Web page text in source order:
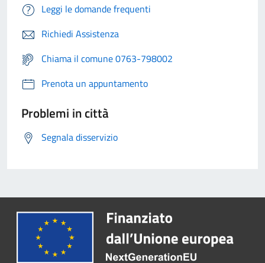
Leggi le domande frequenti
Richiedi Assistenza
Chiama il comune 0763-798002
Prenota un appuntamento
Problemi in città
Segnala disservizio